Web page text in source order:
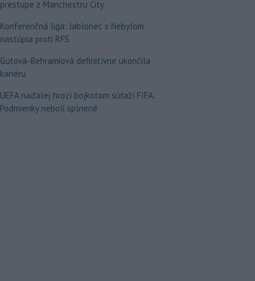
prestupe z Manchestru City
Konferenčná liga: Jablonec s Nebylom
nastúpia proti RFS
Gutová-Behramiová definitívne ukončila
kariéru
UEFA naďalej hrozí bojkotom súťaží FIFA:
Podmienky neboli splnené